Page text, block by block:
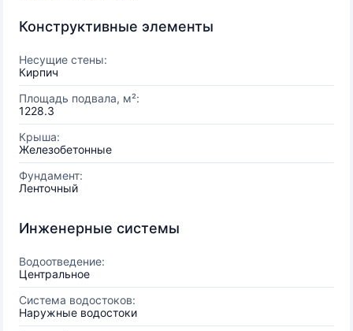
Конструктивные элементы
Несущие стены:
Кирпич
Площадь подвала, м²:
1228.3
Крыша:
Железобетонные
Фундамент:
Ленточный
Инженерные системы
Водоотведение:
Центральное
Система водостоков:
Наружные водостоки